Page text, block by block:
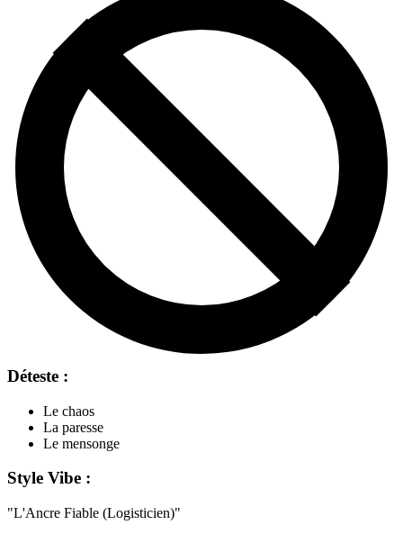
Déteste :
Le chaos
La paresse
Le mensonge
Style Vibe :
"L'Ancre Fiable (Logisticien)"